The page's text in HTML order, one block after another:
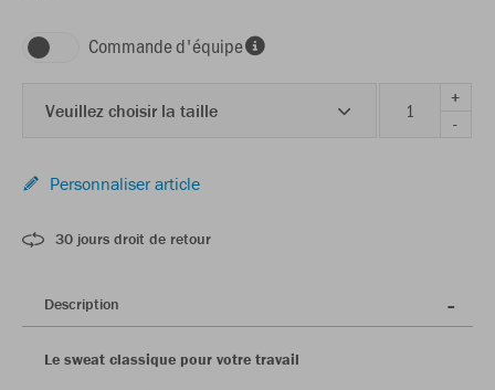
Commande d'équipe
Veuillez choisir la taille
+
-
Personnaliser article
30 jours droit de retour
Description
Le sweat classique pour votre travail